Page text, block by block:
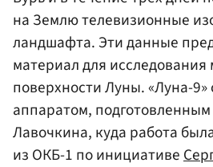
на Землю телевизионные
ландшафта. Эти данные
материал для
поверхности Луны. «Луна-
аппаратом,
Лавочкина, куда работа
из ОКБ-1 по инициативе